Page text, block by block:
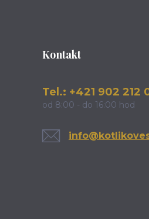
Kontakt
Tel.: +421 902 212
od 8:00 - do 16:00 hod